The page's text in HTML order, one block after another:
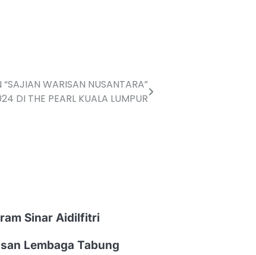
WARISAN NUSANTARA”
DI THE PEARL KUALA LUMPUR
Sinar Aidilfitri
Lembaga Tabung